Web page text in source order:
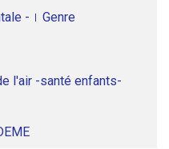
- Genre
l'air -santé enfants-